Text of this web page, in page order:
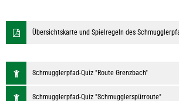
Übersichtskarte und Spielregeln des
Schmugglerpfad-Quiz "Route Grenzbach"
Schmugglerpfad-Quiz "Schmugglerspürroute"